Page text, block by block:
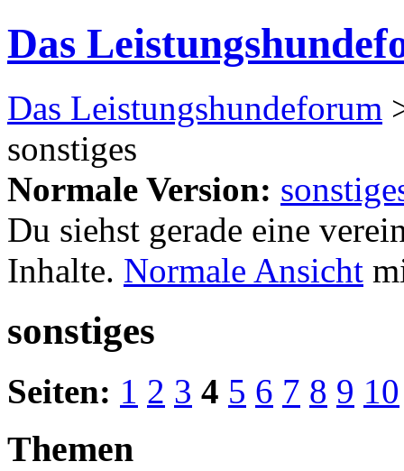
Das
Das Leistungshundeforum
sonstiges
Normale Version:
Du siehst gerade eine
Inhalte. Normale Ansicht
sonstiges
Seiten: 1 2 3 4 5 6 7 8 9 10
Themen